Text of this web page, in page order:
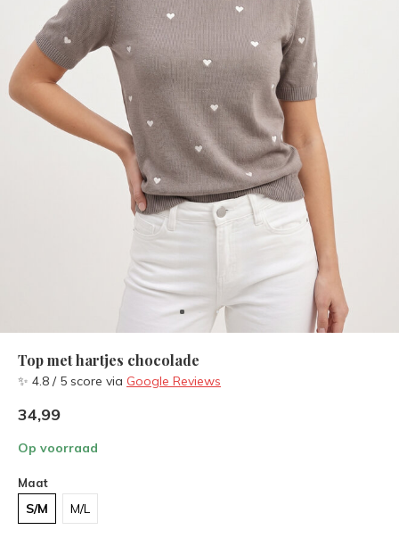
Top met hartjes chocolade
✨ 4.8 / 5 score via Google Reviews
34,99
Op voorraad
Maat
S/M M/L